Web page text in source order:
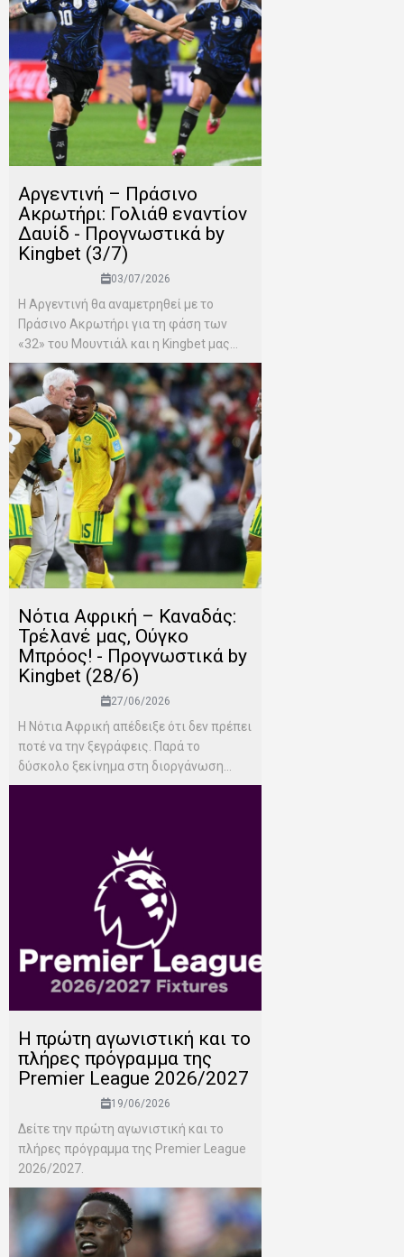
Αργεντινή – Πράσινο
Ακρωτήρι: Γολιάθ εναντίον
Δαυίδ - Προγνωστικά by
Kingbet (3/7)
03/07/2026
Η Αργεντινή θα αναμετρηθεί με το
Πράσινο Ακρωτήρι για τη φάση των
«32» του Μουντιάλ και η Kingbet μας...
Νότια Αφρική – Καναδάς:
Τρέλανέ μας, Ούγκο
Μπρόος! - Προγνωστικά by
Kingbet (28/6)
27/06/2026
Η Νότια Αφρική απέδειξε ότι δεν πρέπει
ποτέ να την ξεγράφεις. Παρά το
δύσκολο ξεκίνημα στη διοργάνωση...
H πρώτη αγωνιστική και το
πλήρες πρόγραμμα της
Premier League 2026/2027
19/06/2026
Δείτε την πρώτη αγωνιστική και το
πλήρες πρόγραμμα της Premier League
2026/2027.